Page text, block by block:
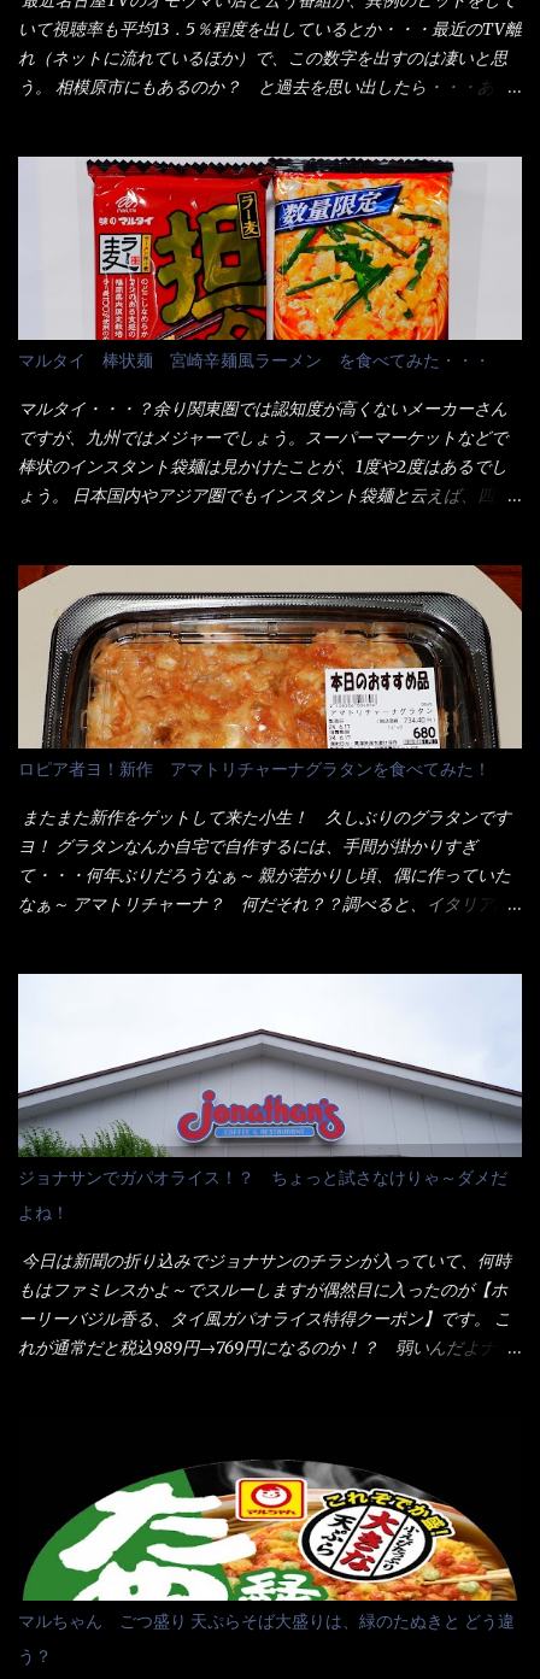
しました。 腹イッパイだけど、得サイズは全てお腹の中へ収まっ
たし満足達成度100％ 苦しいと云う事も無いな！ まだ鶏天1個位
は入りそうだね。 と云う事で、今回＜釜揚げうどんの湯無し＞を
試したら、確...
ケージからすれば、間違いなく贈答用目的でしょう。 そんな贈答
用箱詰め饂飩・・・またもやメガドンキで発見し購入！ 中身は、
この様な状態です。 乾麺の束が6束／一パックになっており、それ
1280円と云った感じです。 で私は幾らで、メガドンキでゲットし
たかって？ それは非常に言いづらい・・・色々と各方面へ忖度し
て、激安だったとだけ申し上げましょう。 早速1袋を大釜で茹で～
ハイ、約15分ほど茹で上げた状態です。 当家には、高齢者がいる
ので少し柔らかく・・・ 茹で上がった饂飩は、お店の饂飩に比べ
＜細い＞です。 どちらかと云えば、稲庭饂飩的な太さですね。 さ
てこれを、どの様に食べるか？ 長葱無かったので、玉葱を刻んで
八王子ラーメン風月見つけうどん！ 冷やし釜あげうどん～です。
ラーメン丼に、冷水を軽く張って饂飩を盛り付け、お椀に昆布出
汁つゆと長葱に山葵です。 これでツルツル～と頂きました。 良い
じゃないか～...
いて視聴率も平均13．5％程度を出しているとか・・・最近のTV離
れ（ネットに流れているほか）で、この数字を出すのは凄いと思
う。 相模原市にもあるのか？ と過去を思い出したら・・・あっ
当している。 まずはこれを見て欲しい！ カウンターに置かれた＜
お皿＞である。 直ぐに気づいたでしょう！ 何かキャベツが山じ
ゃないか！？ ハイ、山です。 これが標準なのです。 普通のとん
かつ屋のキャベツと比べたら、10人前ほどあるか？ 値段的には、
メイン（主流は1,000超）＋定食セット350円程と値段的には、そ
れ程では安い訳でも無いが、客足が絶えない人気店である。 そん
なメニューのなかで、リーズナブルで頂ける＜映え＞るメニュー
が＜カツカレー＞だ！ これです。 当時1,000円税込だった
が・・・今も変わらないと思うけど・・・ これが出てくると、カ
ウンター中からOH～と声が飛ぶ！ 写真は、キャベツ少なめでお願
いしています。 皿のサイズは、直径30cmほどあります。 そこに
ドカ盛のキャベツと御飯にカレーがかかっています。 カレーは辛
ンとした厚さのあるトンカツです。 それも揚げたての熱々です。
これを難なく完食出来なければ、漢では無い！と云っても過言で
はないだろう。 この他も、兎に角ボリューム満点で＜薄カツ＞と
呼ばれるメニューは、トンカツが2枚重ねて出てくるだ！ 1枚が薄
いから、2枚乗せにしたらしいけど・・・
マルタイ 棒状麺 宮崎辛麺風ラーメン を食べてみた・・・
マルタイ・・・？余り関東圏では認知度が高くないメーカーさん
ですが、九州ではメジャーでしょう。スーパーマーケットなどで
棒状のインスタント袋麺は見かけたことが、1度や2度はあるでし
ょう。 日本国内やアジア圏でもインスタント袋麺と云えば、四角
イ棒状ラーメンを、OKストアで見かけ思わず手に取って買い物篭
へ 坦々まぜそばと＜数量限定＞宮崎辛麺風ラーメン オーッといき
なり私の胃袋をグサッと・・・・ 棒状インスタントラーメンの
デビューが決まりました。 か・ら・め・ん・辛麺！ 宮崎辛麺は
チャルメラや日清からも出されている、辛口のラーメンじゃ
ん！！ 酸っぱくしたら、酸辣湯麺？なんてね。 よし今日のサラ
メシは、宮崎辛麺にしよう！ それではまず袋を開けると・・・ な
んだか紙に巻かれた棒状の麺が二束、調味油と粉末スープ！ やは
り見慣れない姿・・・何だかチョッと高級感的な・・・だって透
明なトレイに並んだ棒状麺なんて見慣れないからねぇ～（コスト
がかかる） 袋の裏側を見ると、韮とか卵の用意を勧めている。
それなばらと冷蔵庫にあった、黒豆モヤシ・韮・生卵を用意しま
け、韮の葉の部分をドサッと乗せて調味油を入れて完成です。 ど
うでしょう？ 見た目 Goodデザイン賞じゃない！？ 笑 マルタ
イのHPを見ると・・・（引用） めんは、ノンフライ・ノンスチー
ム製法で仕上げた、生めんに近い風味のストレートめんです。 豚
の旨味に数種類の唐辛子、ニンニクを加えた辛さとコクが凝縮さ
れた醤油ベースのスープです。 調味油に赤ラー油とごま油を使用
することに風味と辛さを引き立たせています。 調味油をスープ
全体に馴染ませるために、箸で麺と具を持ち上げて・・・ ええや
ないかぁ～ モヤシが黒豆モヤシだから細身で熱を加えてもへた
りづらい！（緑豆モヤシだと太くて熱加えるとダラーっとなるん
だよ） それに細ストレート麺とモヤシが良いバランスで・・・
韮の緑と卵の黄色も相まって・・・映える...
ロピア者ヨ！新作 アマトリチャーナグラタンを食べてみた！
またまた新作をゲットして来た小生！ 久しぶりのグラタンです
ヨ！ グラタンなんか自宅で自作するには、手間が掛かりすぎ
て・・・何年ぶりだろうなぁ～ 親が若かりし頃、偶に作っていた
なぁ～ アマトリチャーナ？ 何だそれ？？調べると、イタリア語
ブン皿で焼いて、大凡の目安で小分けにしているようで、パック
をよーく見たら表面のチーズの乗り具合に結構な差が出てい
た・・・チーズに焦げ目が付いているのを、しっかり確認し買う
ことをオススメします。（取り分け量にも若干有り差がでてるだ
ろう） 早速タバスコを振りかけて食べてみると・・・結構美味し
いよ！ 久しぶりだな～ホワイトソースとマカロニの絡まった食
感・・・懐かしい～ 今回ダイソーのカレー用のスプーンを使って
みたら、これが凄くうまくすくえるんだよねぇ～（このスプーン
当たりだね） 今回新作のグラタンを頂きましたが、まずまずの美
味しさとダイソーのカレースプーンの。すくい上げ力の良さを再
度認識できました。
ジョナサンでガパオライス！？ ちょっと試さなけりゃ～ダメだ
よね！
今日は新聞の折り込みでジョナサンのチラシが入っていて、何時
もはファミレスかよ～でスルーしますが偶然目に入ったのが【ホ
ーリーバジル香る、タイ風ガパオライス特得クーポン】です。 こ
れが通常だと税込989円→769円になるのか！？ 弱いんだよナァ
に行っても同じメニュー同じ味のファミレスには行きません。 最
近は、ステーキガストに試しに行ったぐらいです。（肉が喰いた
くて） しかし最近のファミレスは合理化が進み、店員さんもフロ
ア担当は2人程度しか居ないんだよねぇ～ それに注文はタッチパ
ネル！！ 凄いよなぁ～ 20年位前は、フロア担当だけでも5人は
居たと思うけど・・・ 判らず店員さんを呼ぶピンポンを・・・ク
ーポンなんだけどと伝えると、丁寧にタッチパネルで～と教えて
くれたが、何故かタッチパネルがクーポンを受け付けない！！ 店
マルちゃん ごつ盛り 天ぷらそば大盛りは、緑のたぬきと どう違
う？